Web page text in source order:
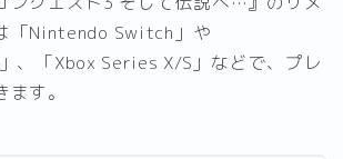
「Nintendo Switch」や
、「Xbox Series X/S」などで、プレ
す。